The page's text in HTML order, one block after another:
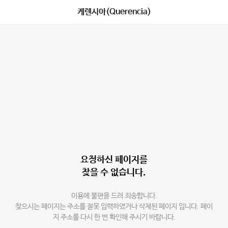
케렌시아(Querencia)
요청하신 페이지를
찾을 수 없습니다.
이용에 불편을 드려 죄송합니다.
찾으시는 페이지는 주소를 잘못 입력하였거나 삭제된 페이지 입니다. 페이
지 주소를 다시 한 번 확인해 주시기 바랍니다.